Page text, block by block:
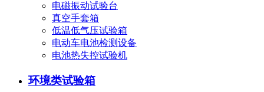
电磁振动试验台
真空手套箱
低温低气压试验箱
电动车电池检测设备
电池热失控试验机
环境类试验箱